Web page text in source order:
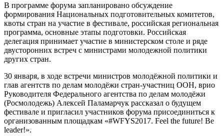
В программе форума запланировано обсуждение
формирования Национальных подготовительных комитетов,
квоты стран на участие в фестивале, российская региональная
программа, основные этапы подготовки. Российская
делегация принимает участие в министерском столе и ряде
двусторонних встреч с министрами молодежной политики
других стран.
30 января, в ходе встречи министров молодёжной политики и
глав агентств по делам молодёжи стран-участниц ООН, врио
Руководителя Федерального агентства по делам молодёжи
(Росмолодежь) Алексей Паламарчук рассказал о будущем
фестивале и пригласил участников форума присоединиться к
организованным площадкам «#WFYS2017. Feel the future! Be
leader!».